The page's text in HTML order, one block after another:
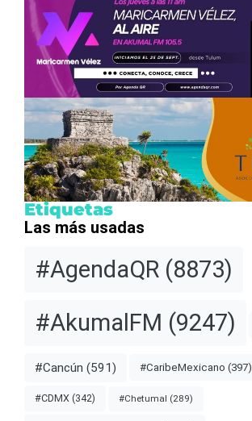
Etiquetas
Las más usadas
#AgendaQR (8873)
#AkumalFM (9247)
#Cancún (591) #CaribeMexicano (397)
#CDMX (342) #Chetumal (289)